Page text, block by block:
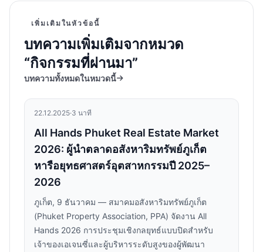
เพิ่มเติมในหัวข้อนี้
บทความเพิ่มเติมจากหมวด
“กิจกรรมที่ผ่านมา”
บทความทั้งหมดในหมวดนี้
22.12.2025·3 นาที
All Hands Phuket Real Estate Market
2026: ผู้นำตลาดอสังหาริมทรัพย์ภูเก็ต
หารือยุทธศาสตร์อุตสาหกรรมปี 2025–
2026
ภูเก็ต, 9 ธันวาคม — สมาคมอสังหาริมทรัพย์ภูเก็ต
(Phuket Property Association, PPA) จัดงาน All
Hands 2026 การประชุมเชิงกลยุทธ์แบบปิดสำหรับ
เจ้าของเอเจนซี่และผู้บริหารระดับสูงของผู้พัฒนา